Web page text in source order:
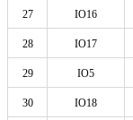
27 IO16
28 IO17
29 IO5
30 IO18